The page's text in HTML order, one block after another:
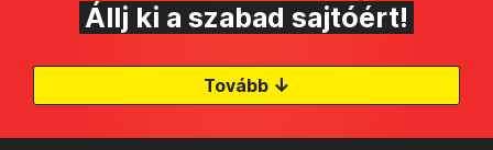
Állj ki a szabad sajtóért!
Tovább ↓